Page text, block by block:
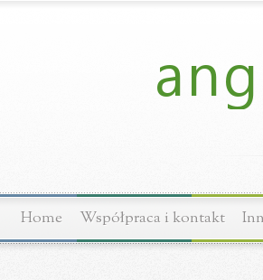
Home Współpraca i kontakt